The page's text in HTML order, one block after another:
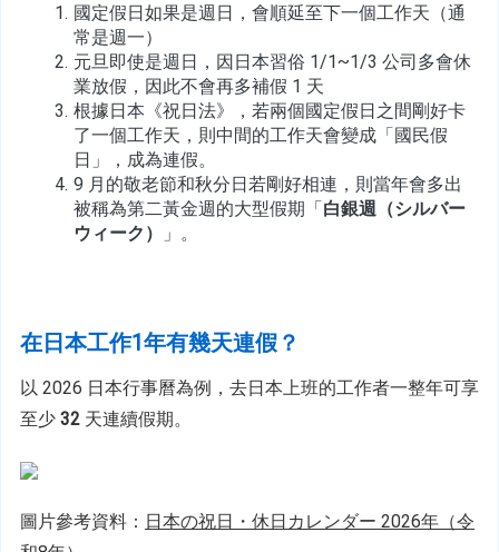
國定假日如果是週日，會順延至下一個工作天（通
常是週一）
元旦即使是週日，因日本習俗 1/1~1/3 公司多會休
業放假，因此不會再多補假 1 天
根據日本《祝日法》，若兩個國定假日之間剛好卡
了一個工作天，則中間的工作天會變成「國民假
日」，成為連假。
9 月的敬老節和秋分日若剛好相連，則當年會多出
被稱為第二黃金週的大型假期「白銀週（シルバー
ウィーク）
」。
在 日本工作1年有幾天連假？
以 2026 日本行事曆為例，去日本上班的工作者一整年可享
至少 32 天連續假期。
圖片參考資料： 日本の祝日・休日カレンダー 2026年（令